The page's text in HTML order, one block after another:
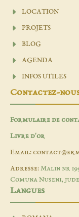
LOCATION
PROJETS
BLOG
AGENDA
INFOS UTILES
Contactez-
Formulaire de
Livre d'or
Email:
Adresse: Malin nr
Comuna Nuseni,
Langues